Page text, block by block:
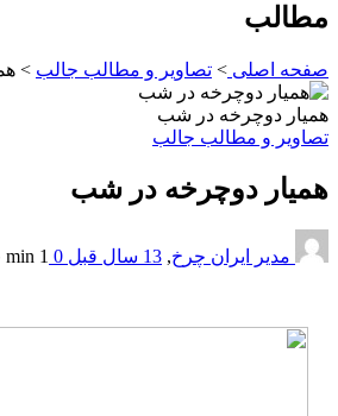
مطالب
صفحه اصلی > تصاویر و مطالب جالب >
همیار دوچرخه در شب
تصاویر و مطالب جالب
همیار دوچرخه در شب
مدیر ایران چرخ, 13 سال قبل 0
1 min